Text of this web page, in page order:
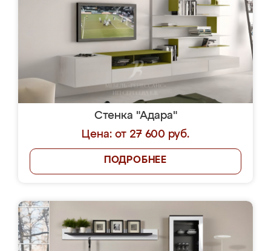
Стенка "Адара"
Цена: от 27 600 руб.
ПОДРОБНЕЕ